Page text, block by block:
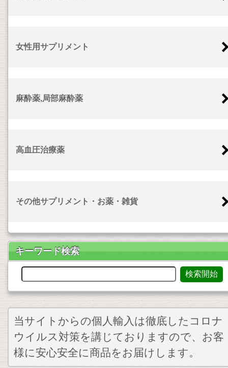
女性用サプリメント
麻酔薬,局部麻酔薬
高血圧治療薬
その他サプリメント・お薬・雑貨
キーワード検索
当サイトからの個人輸入は徹底したコロナ
ウイルス対策を講じておりますので、お客
様に安心安全に商品をお届けします。